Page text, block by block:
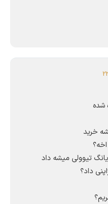
شده
خرید
تیوولی میشه داد